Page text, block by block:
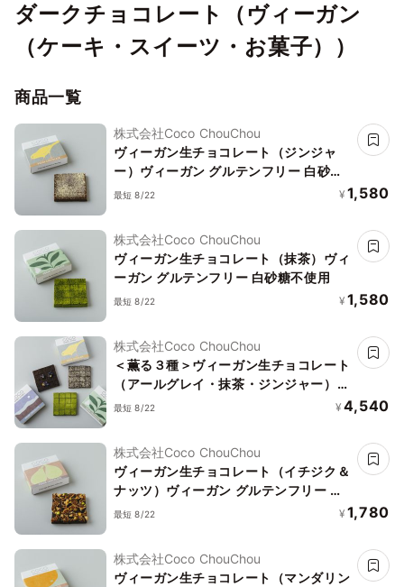
ダークチョコレート（ヴィーガン
（ケーキ・スイーツ・お菓子））
商品一覧
株式会社Coco ChouChou
ヴィーガン生チョコレート（ジンジャ
ー）ヴィーガン グルテンフリー 白砂糖
不使用
最短 8/22 ¥ 1,580
株式会社Coco ChouChou
ヴィーガン生チョコレート（抹茶）ヴィ
ーガン グルテンフリー 白砂糖不使用
最短 8/22 ¥ 1,580
株式会社Coco ChouChou
＜薫る３種＞ヴィーガン生チョコレート
（アールグレイ・抹茶・ジンジャー）ヴ
ィーガン グルテンフリー 白砂糖不使用
最短 8/22 ¥ 4,540
株式会社Coco ChouChou
ヴィーガン生チョコレート（イチジク＆
ナッツ）ヴィーガン グルテンフリー 白
砂糖不使用
最短 8/22 ¥ 1,780
株式会社Coco ChouChou
ヴィーガン生チョコレート（マンダリン